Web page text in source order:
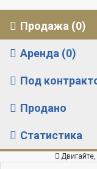
Продажа (0)
Аренда (0)
Под
Продано
Статистика